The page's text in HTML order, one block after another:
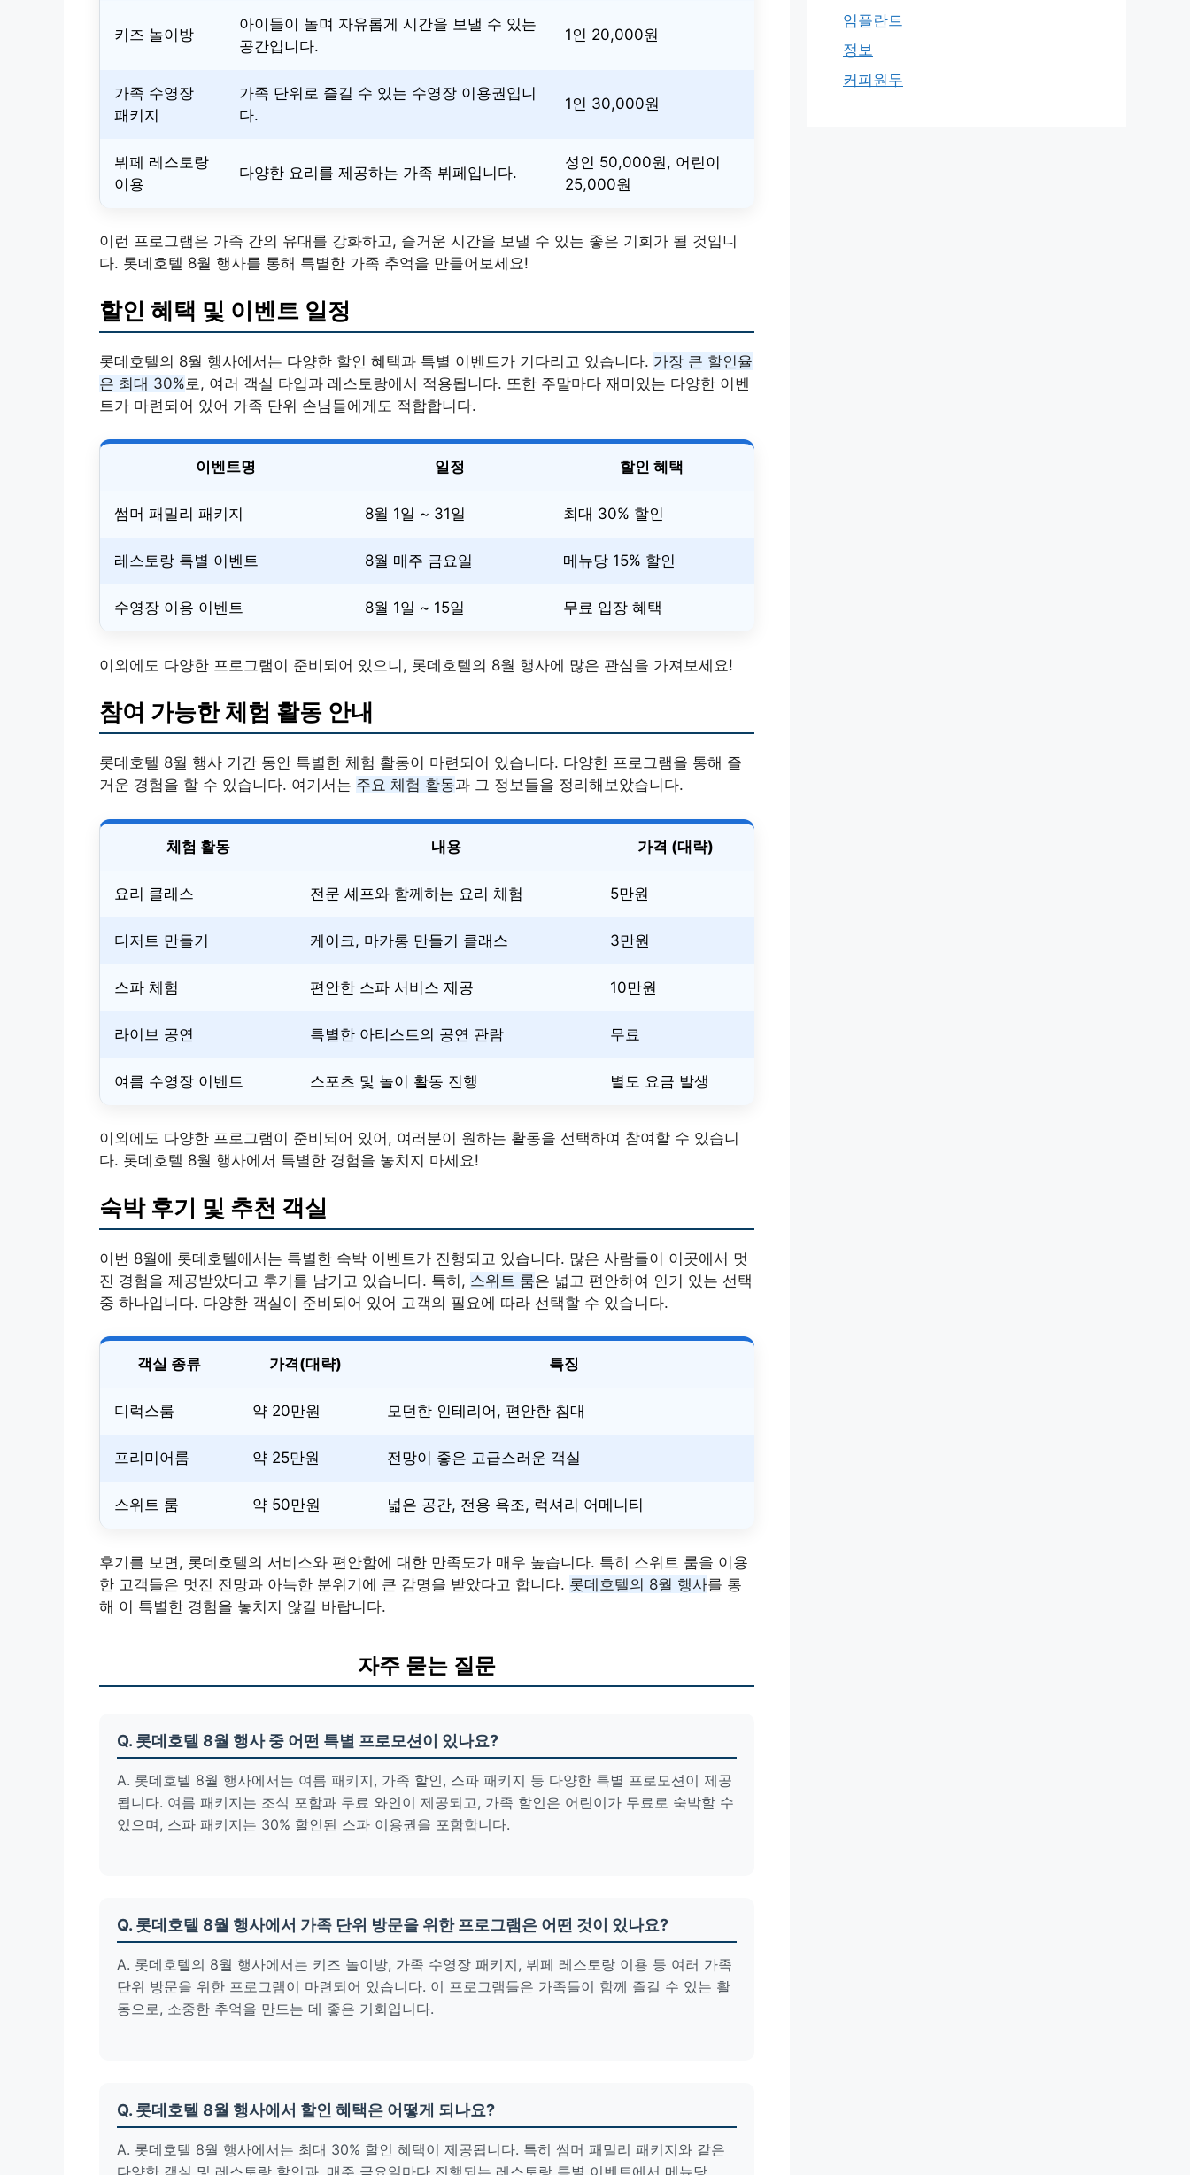
키즈 놀이방
아이들이 놀며 자유롭게 시간을 보낼 수 있는
공간입니다.
1인 20,000원
가족 수영장
패키지
가족 단위로 즐길 수 있는 수영장 이용권입니
다.
1인 30,000원
뷔페 레스토랑
이용
다양한 요리를 제공하는 가족 뷔페입니다.
성인 50,000원, 어린이
25,000원
이런 프로그램은 가족 간의 유대를 강화하고, 즐거운 시간을 보낼 수 있는 좋은 기회가 될 것입니
다. 롯데호텔 8월 행사를 통해 특별한 가족 추억을 만들어보세요!
할인 혜택 및 이벤트 일정
롯데호텔의 8월 행사에서는 다양한 할인 혜택과 특별 이벤트가 기다리고 있습니다. 가장 큰 할인율
은 최대 30% 로, 여러 객실 타입과 레스토랑에서 적용됩니다. 또한 주말마다 재미있는 다양한 이벤
트가 마련되어 있어 가족 단위 손님들에게도 적합합니다.
이벤트명 일정 할인 혜택
썸머 패밀리 패키지 8월 1일 ~ 31일 최대 30% 할인
레스토랑 특별 이벤트 8월 매주 금요일 메뉴당 15% 할인
수영장 이용 이벤트 8월 1일 ~ 15일 무료 입장 혜택
이외에도 다양한 프로그램이 준비되어 있으니, 롯데호텔의 8월 행사에 많은 관심을 가져보세요!
참여 가능한 체험 활동 안내
롯데호텔 8월 행사 기간 동안 특별한 체험 활동이 마련되어 있습니다. 다양한 프로그램을 통해 즐
거운 경험을 할 수 있습니다. 여기서는 주요 체험 활동과 그 정보들을 정리해보았습니다.
체험 활동 내용 가격 (대략)
요리 클래스 전문 셰프와 함께하는 요리 체험 5만원
디저트 만들기 케이크, 마카롱 만들기 클래스 3만원
스파 체험 편안한 스파 서비스 제공 10만원
라이브 공연 특별한 아티스트의 공연 관람 무료
여름 수영장 이벤트 스포츠 및 놀이 활동 진행 별도 요금 발생
이외에도 다양한 프로그램이 준비되어 있어, 여러분이 원하는 활동을 선택하여 참여할 수 있습니
다. 롯데호텔 8월 행사에서 특별한 경험을 놓치지 마세요!
숙박 후기 및 추천 객실
이번 8월에 롯데호텔에서는 특별한 숙박 이벤트가 진행되고 있습니다. 많은 사람들이 이곳에서 멋
진 경험을 제공받았다고 후기를 남기고 있습니다. 특히, 스위트 룸은 넓고 편안하여 인기 있는 선택
중 하나입니다. 다양한 객실이 준비되어 있어 고객의 필요에 따라 선택할 수 있습니다.
객실 종류 가격(대략) 특징
디럭스룸 약 20만원 모던한 인테리어, 편안한 침대
프리미어룸 약 25만원 전망이 좋은 고급스러운 객실
스위트 룸 약 50만원 넓은 공간, 전용 욕조, 럭셔리 어메니티
후기를 보면, 롯데호텔의 서비스와 편안함에 대한 만족도가 매우 높습니다. 특히 스위트 룸을 이용
한 고객들은 멋진 전망과 아늑한 분위기에 큰 감명을 받았다고 합니다. 롯데호텔의 8월 행사를 통
해 이 특별한 경험을 놓치지 않길 바랍니다.
자주 묻는 질문
Q. 롯데호텔 8월 행사 중 어떤 특별 프로모션이 있나요?
A. 롯데호텔 8월 행사에서는 여름 패키지, 가족 할인, 스파 패키지 등 다양한 특별 프로모션이 제공
됩니다. 여름 패키지는 조식 포함과 무료 와인이 제공되고, 가족 할인은 어린이가 무료로 숙박할 수
있으며, 스파 패키지는 30% 할인된 스파 이용권을 포함합니다.
Q. 롯데호텔 8월 행사에서 가족 단위 방문을 위한 프로그램은 어떤 것이 있나요?
A. 롯데호텔의 8월 행사에서는 키즈 놀이방, 가족 수영장 패키지, 뷔페 레스토랑 이용 등 여러 가족
단위 방문을 위한 프로그램이 마련되어 있습니다. 이 프로그램들은 가족들이 함께 즐길 수 있는 활
동으로, 소중한 추억을 만드는 데 좋은 기회입니다.
Q. 롯데호텔 8월 행사에서 할인 혜택은 어떻게 되나요?
A. 롯데호텔 8월 행사에서는 최대 30% 할인 혜택이 제공됩니다. 특히 썸머 패밀리 패키지와 같은
다양한 객실 및 레스토랑 할인과, 매주 금요일마다 진행되는 레스토랑 특별 이벤트에서 메뉴당
임플란트
정보
커피원두